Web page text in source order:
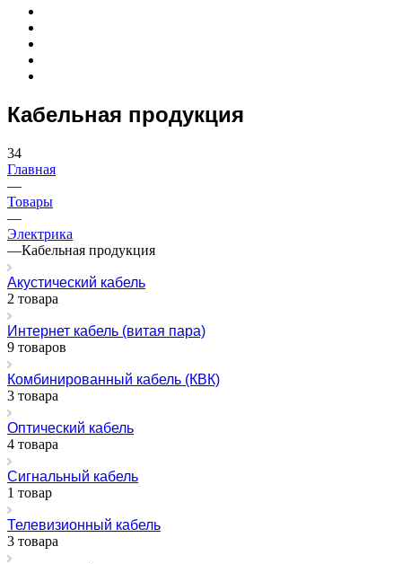
Кабельная продукция
34
Главная
—
Товары
—
Электрика
—Кабельная продукция
Акустический кабель
2 товара
Интернет кабель (витая пара)
9 товаров
Комбинированный кабель (КВК)
3 товара
Оптический кабель
4 товара
Сигнальный кабель
1 товар
Телевизионный кабель
3 товара